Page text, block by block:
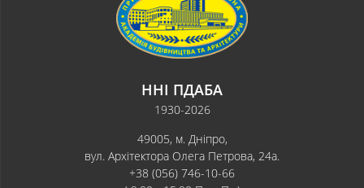
ННІ ПДАБА
1930-2026
49005, м. Дніпро,
вул. Архітектора Олега Петрова, 24а.
+38 (056) 746-10-66